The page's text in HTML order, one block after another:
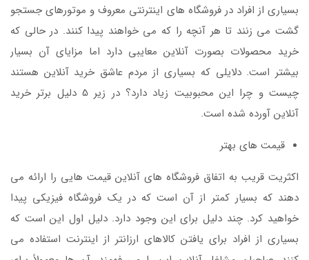
بسیاری از افراد در فروشگاه های اینترنتی معروف و موتورهای جستجو
گشت می زنند تا هر آنچه را که می خواهند پیدا کنند. در حالی که
خرید محصولات بصورت آنلاین معایبی دارد اما مزایای آن بسیار
بیشتر است. دلایلی که بسیاری از مردم عاشق خرید آنلاین هستند
چیست و چرا این محبوبیت زیاد دارد؟ در زیر 5 دلیل برتر خرید
آنلاین آورده شده است.
قیمت های بهتر
اکثریت قریب به اتفاق فروشگاه های آنلاین قیمت هایی را ارائه می
دهند که بسیار کمتر از آن است که در یک فروشگاه فیزیکی پیدا
خواهید کرد. چند دلیل برای این وجود دارد. دلیل اول این است که
بسیاری از افراد برای یافتن کالاهای ارزانتر از اینترنت استفاده می